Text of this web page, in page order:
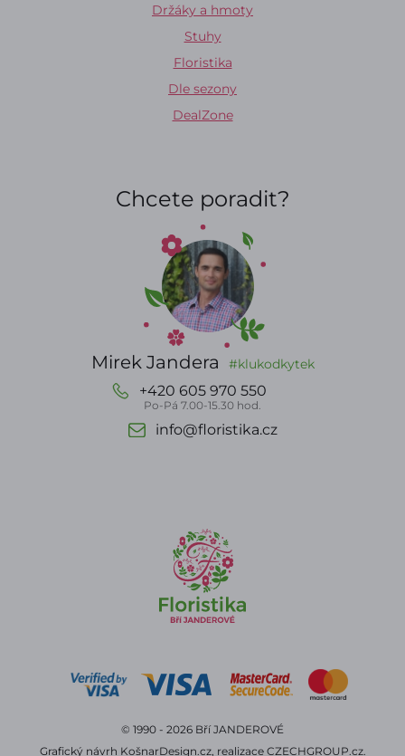
Držáky a hmoty
Stuhy
Floristika
Dle sezony
DealZone
Chcete poradit?
Mirek Jandera #klukodkytek
+420 605 970 550
Po-Pá 7.00-15.30 hod.
info@floristika.cz
© 1990 - 2026 Bří JANDEROVÉ
Grafický návrh KošnarDesign.cz, realizace CZECHGROUP.cz.